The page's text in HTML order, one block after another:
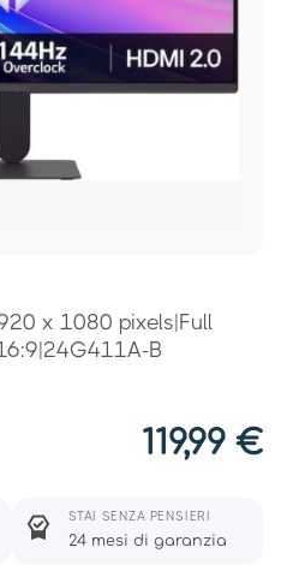
x 1080 pixels|Full
B
119,99 €
STAI SENZA PENSIERI
24 mesi di garanzia